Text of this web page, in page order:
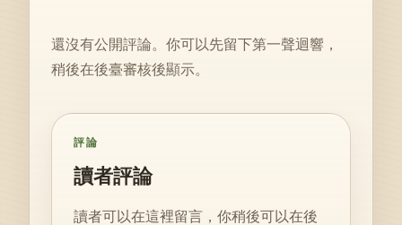
還沒有公開評論。你可以先留下第一聲迴響，
稍後在後臺審核後顯示。
評論
讀者評論
讀者可以在這裡留言，你稍後可以在後